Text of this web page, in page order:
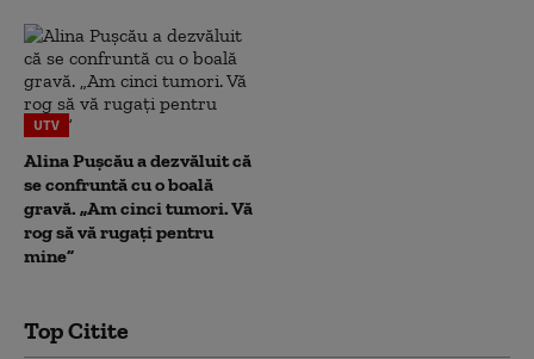
UTV
Alina Pușcău a dezvăluit că
se confruntă cu o boală
gravă. „Am cinci tumori. Vă
rog să vă rugați pentru
mine”
Top Citite